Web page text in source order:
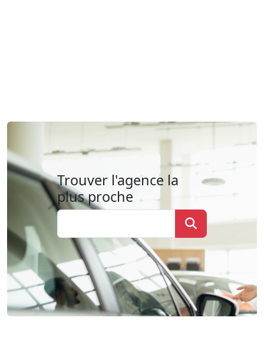
Trouver l'agence la
plus proche